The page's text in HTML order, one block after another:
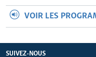
VOIR LES
SUIVEZ-NOUS